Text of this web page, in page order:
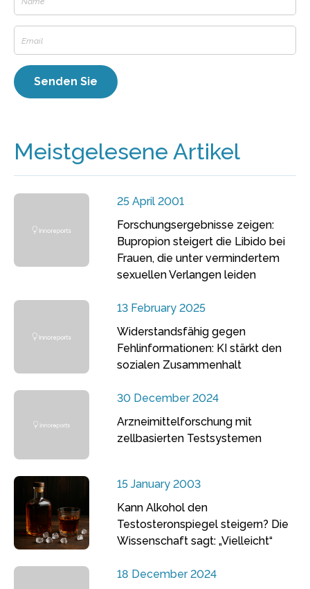
Meistgelesene Artikel
25 April 2001
Forschungsergebnisse zeigen:
Bupropion steigert die Libido bei
Frauen, die unter vermindertem
sexuellen Verlangen leiden
13 February 2025
Widerstandsfähig gegen
Fehlinformationen: KI stärkt den
sozialen Zusammenhalt
30 December 2024
Arzneimittelforschung mit
zellbasierten Testsystemen
15 January 2003
Kann Alkohol den
Testosteronspiegel steigern? Die
Wissenschaft sagt: „Vielleicht“
18 December 2024